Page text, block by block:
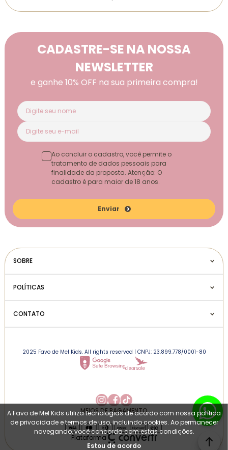
CADASTRE-SE NA NOSSA
NEWSLETTER
e ganhe 10% OFF na sua primeira compra!
Enviar
Ao concluir o cadastro, você permite o
tratamento de dados pessoais para
finalidade da proposta. Atenção: O
cadastro é para maior de 18 anos.
SOBRE
POLÍTICAS
CONTATO
2025 Favo de Mel Kids. All rights reserved | CNPJ: 23.899.778/0001-80
MEIOS DE PAGAMENTO
Plataforma
A Favo de Mel Kids utiliza tecnologias de acordo com nossa política
de privacidade e termos de uso, incluindo cookies. Ao permanecer
navegando, você concorda com estas condições.
Estou de acordo